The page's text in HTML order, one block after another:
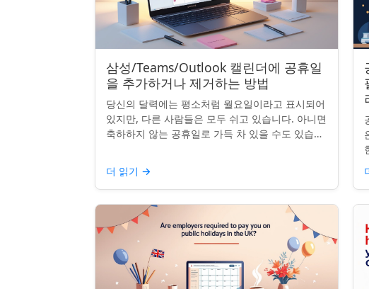
삼성/Teams/Outlook 캘린더에 공휴일
을 추가하거나 제거하는 방법
당신의 달력에는 평소처럼 월요일이라고 표시되어
있지만, 다른 사람들은 모두 쉬고 있습니다. 아니면
축하하지 않는 공휴일로 가득 차 있을 수도 있습니
더 읽기 →